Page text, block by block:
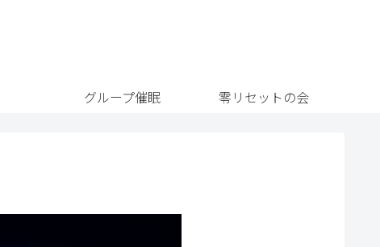
グループ催眠 零リセットの会